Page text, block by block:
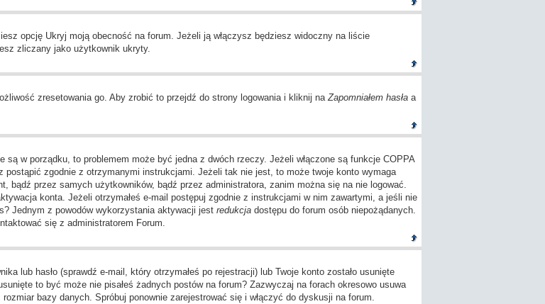
opcję Ukryj moją obecność na forum. Jeżeli ją włączysz będziesz widoczny na liście
zliczany jako użytkownik ukryty.
zresetowania go. Aby zrobić to przejdź do strony logowania i kliknij na Zapomniałem hasłaa
w porządku, to problemem może być jedna z dwóch rzeczy. Jeżeli włączone są funkcje COPPA
zgodnie z otrzymanymi instrukcjami. Jeżeli tak nie jest, to może twoje konto wymaga
przez samych użytkowników, bądź przez administratora, zanim można się na nie logować.
konta. Jeżeli otrzymałeś e-mail postępuj zgodnie z instrukcjami w nim zawartymi, a jeśli nie
Jednym z powodów wykorzystania aktywacji jest redukcjadostępu do forum osób niepożądanych.
się z administratorem Forum.
lub hasło (sprawdź e-mail, który otrzymałeś po rejestracji) lub Twoje konto zostało usunięte
to być może nie pisałeś żadnych postów na forum? Zazwyczaj na forach okresowo usuwa
bazy danych. Spróbuj ponownie zarejestrować się i włączyć do dyskusji na forum.